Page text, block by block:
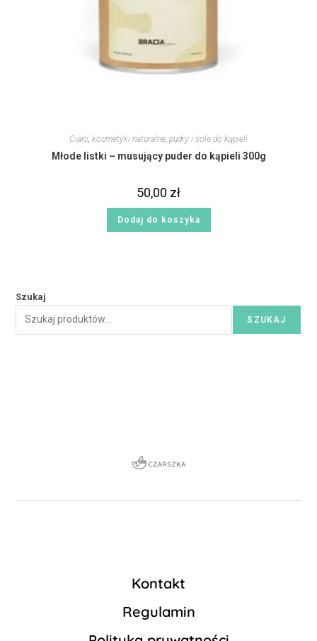
Ciało, kosmetyki naturalne, pudry i sole do kąpieli
Młode listki – musujący puder do kąpieli 300g
50,00 zł
Dodaj do koszyka
Szukaj
SZUKAJ
Kontakt
Regulamin